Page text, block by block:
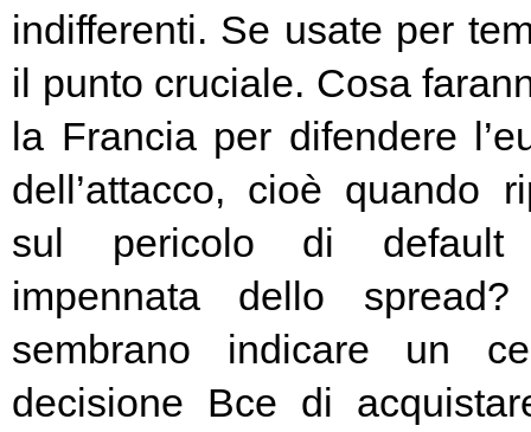
indifferenti. Se usate per
il punto cruciale. Cosa
la Francia per difendere
dell’attacco, cioè quando
sul pericolo di default
impennata dello
sembrano indicare un
decisione Bce di